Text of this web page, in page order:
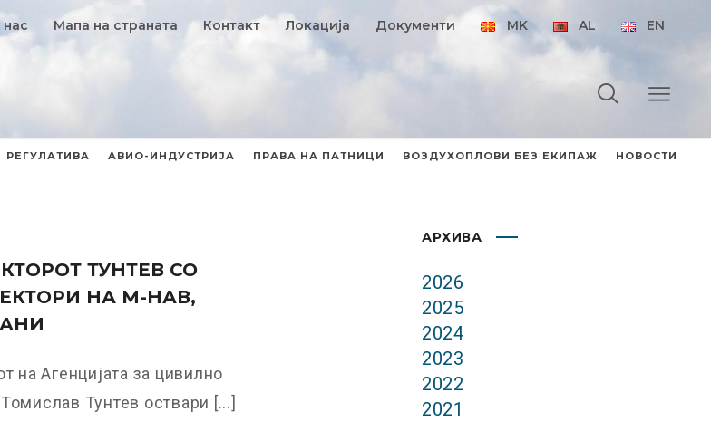
нас Мапа на страната Контакт Локација Документи MK AL EN
РЕГУЛАТИВА АВИО-ИНДУСТРИЈА ПРАВА НА ПАТНИЦИ ВОЗДУХОПЛОВИ БЕЗ ЕКИПАЖ НОВОСТИ
ТУНТЕВ СО
НА М-НАВ,
на Агенцијата за цивилно
Тунтев оствари [...]
АРХИВА
2026
2025
2024
2023
2022
2021